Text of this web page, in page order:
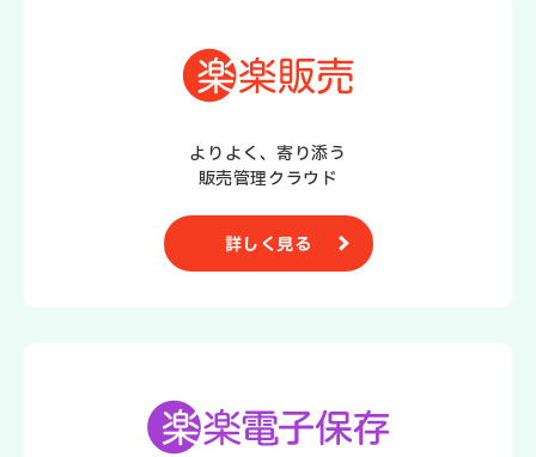
よりよく、寄り添う
販売管理クラウド
詳しく見る